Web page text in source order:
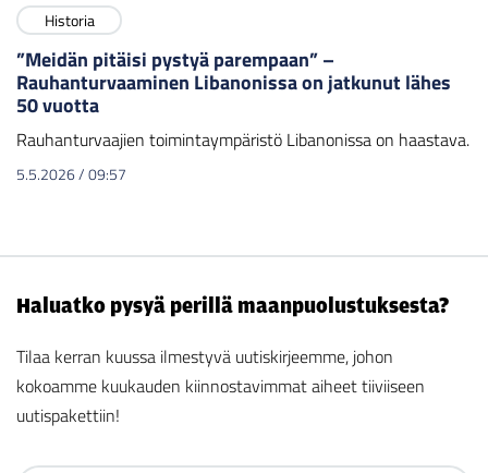
Historia
”Meidän pitäisi pystyä parempaan” –
Rauhanturvaaminen Libanonissa on jatkunut lähes
50 vuotta
Rauhanturvaajien toimintaympäristö Libanonissa on haastava.
5.5.2026/09:57
Haluatko pysyä perillä maanpuolustuksesta?
Tilaa kerran kuussa ilmestyvä uutiskirjeemme, johon
kokoamme kuukauden kiinnostavimmat aiheet tiiviiseen
uutispakettiin!